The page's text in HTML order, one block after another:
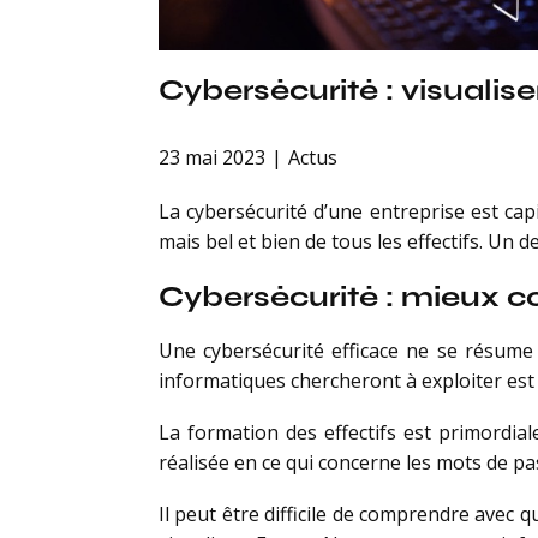
Cybersécurité :
23 mai 2023 Actus
La cybersécurité d’une entreprise est
mais bel et bien de tous les effectifs. Un
Cybersécurité : mieux
Une cybersécurité efficace ne se
informatiques chercheront à exploiter
La formation des effectifs est
réalisée en ce qui concerne les mots de
Il peut être difficile de comprendre avec